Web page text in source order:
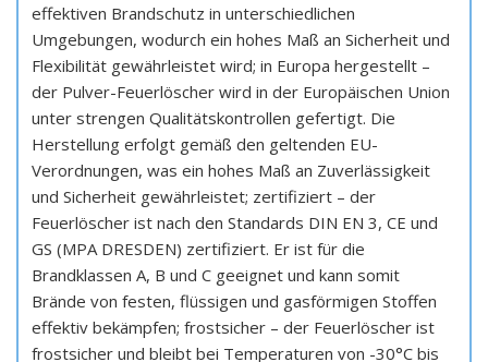
effektiven Brandschutz in unterschiedlichen
Umgebungen, wodurch ein hohes Maß an Sicherheit und
Flexibilität gewährleistet wird; in Europa hergestellt –
der Pulver-Feuerlöscher wird in der Europäischen Union
unter strengen Qualitätskontrollen gefertigt. Die
Herstellung erfolgt gemäß den geltenden EU-
Verordnungen, was ein hohes Maß an Zuverlässigkeit
und Sicherheit gewährleistet; zertifiziert – der
Feuerlöscher ist nach den Standards DIN EN 3, CE und
GS (MPA DRESDEN) zertifiziert. Er ist für die
Brandklassen A, B und C geeignet und kann somit
Brände von festen, flüssigen und gasförmigen Stoffen
effektiv bekämpfen; frostsicher – der Feuerlöscher ist
frostsicher und bleibt bei Temperaturen von -30°C bis